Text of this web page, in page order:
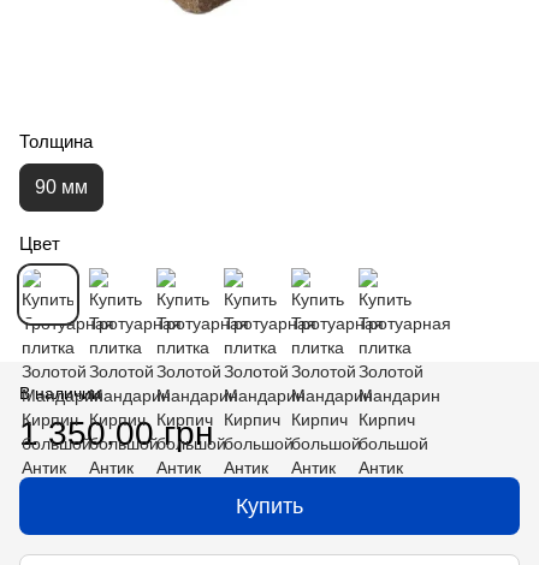
Толщина
90 мм
Цвет
В наличии
1 350.00 грн
Купить